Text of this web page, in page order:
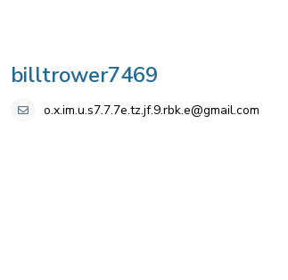
billtrower7469
o.x.im.u.s7.7.7e.tz.jf.9.rbk.e@gmail.com